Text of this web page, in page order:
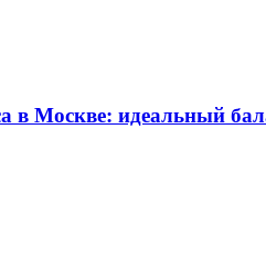
в Москве: идеальный